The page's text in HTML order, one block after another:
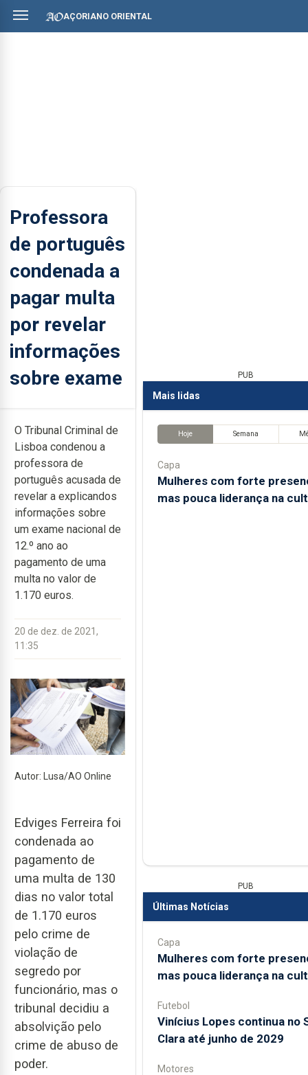
AÇORIANO ORIENTAL
Professora
de português
condenada a
pagar multa
por revelar
informações
sobre exame
O Tribunal Criminal de
Lisboa condenou a
professora de
português acusada de
revelar a explicandos
informações sobre
um exame nacional de
12.º ano ao
pagamento de uma
multa no valor de
1.170 euros.
20 de dez. de 2021,
11:35
Autor: Lusa/AO Online
Edviges Ferreira foi
condenada ao
pagamento de
uma multa de 130
dias no valor total
de 1.170 euros
pelo crime de
violação de
segredo por
funcionário, mas o
tribunal decidiu a
absolvição pelo
crime de abuso de
poder.​​​​​​​
PUB
Mais lidas
Hoje Semana
Capa
Mulheres com forte
mas pouca liderança na
PUB
Últimas Notícias
Capa
Mulheres com forte
mas pouca liderança na
Futebol
Vinícius Lopes continua no
Clara até junho de 2029
Motores